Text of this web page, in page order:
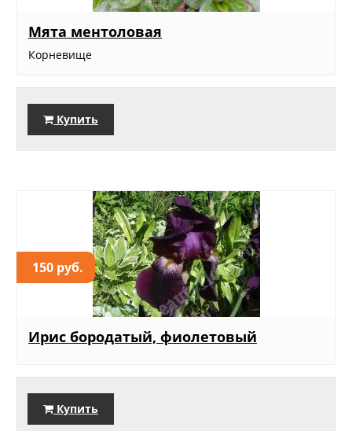
Мята ментоловая
Корневище
Купить
150 руб.
Ирис бородатый, фиолетовый
Купить